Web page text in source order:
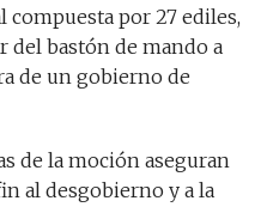
por 27 ediles,
del bastón de mando a
de un gobierno de
de la moción aseguran
al desgobierno y a la